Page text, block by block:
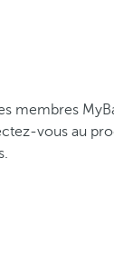
membres
vous au